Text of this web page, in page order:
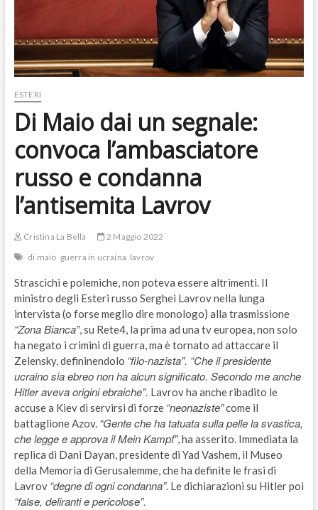
ESTERI
Di Maio dai un segnale:
convoca l’ambasciatore
russo e condanna
l’antisemita Lavrov
Cristina La Bella
2 Maggio 2022
di maio guerra in ucraina lavrov
Strascichi e polemiche, non poteva essere altrimenti. Il
ministro degli Esteri russo Serghei Lavrov nella lunga
intervista (o forse meglio dire monologo) alla trasmissione
“Zona Bianca”, su Rete4, la prima ad una tv europea, non solo
ha negato i crimini di guerra, ma è tornato ad attaccare il
Zelensky, defininendolo “filo-nazista”. “Che il presidente
ucraino sia ebreo non ha alcun significato. Secondo me anche
Hitler aveva origini ebraiche”. Lavrov ha anche ribadito le
accuse a Kiev di servirsi di forze “neonaziste”come il
battaglione Azov. “Gente che ha tatuata sulla pelle la svastica,
che legge e approva il Mein Kampf”, ha asserito. Immediata la
replica di Dani Dayan, presidente di Yad Vashem, il Museo
della Memoria di Gerusalemme, che ha definite le frasi di
Lavrov “degne di ogni condanna”. Le dichiarazioni su Hitler poi
“false, deliranti e pericolose”.